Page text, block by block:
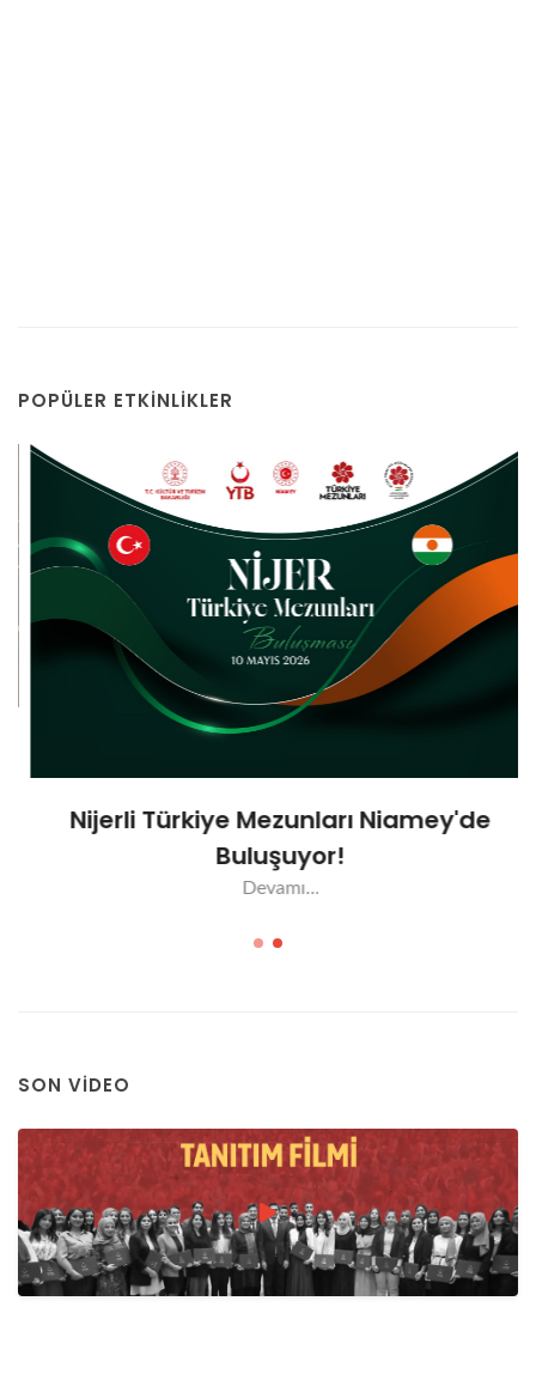
POPÜLER ETKINLIKLER
Nijerli Türkiye Mezunları Niamey'de
Buluşuyor!
Devamı...
SON VIDEO